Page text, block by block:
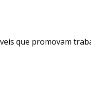
que promovam